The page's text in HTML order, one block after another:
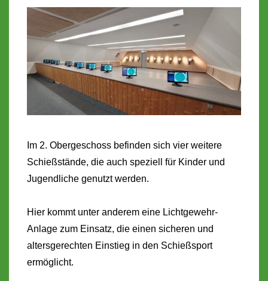
Im 2. Obergeschoss befinden sich vier weitere
Schießstände, die auch speziell für Kinder und
Jugendliche genutzt werden.
Hier kommt unter anderem eine Lichtgewehr-
Anlage zum Einsatz, die einen sicheren und
altersgerechten Einstieg in den Schießsport
ermöglicht.